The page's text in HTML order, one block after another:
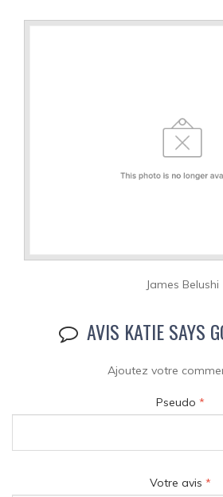
James Belushi
AVIS KATIE SAYS
Ajoutez votre
Pseudo *
Votre avis *